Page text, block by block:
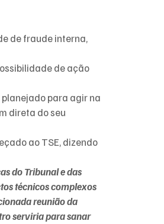
de fraude interna,
de ação
para agir na
direta do seu
ao TSE, dizendo
do Tribunal e das
técnicos complexos
reunião da
serviria para sanar